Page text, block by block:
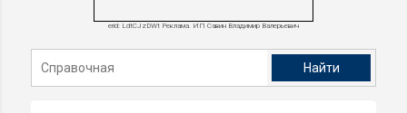
erid: LdtCJzDWt Реклама. ИП Савин Владимир Валерьевич